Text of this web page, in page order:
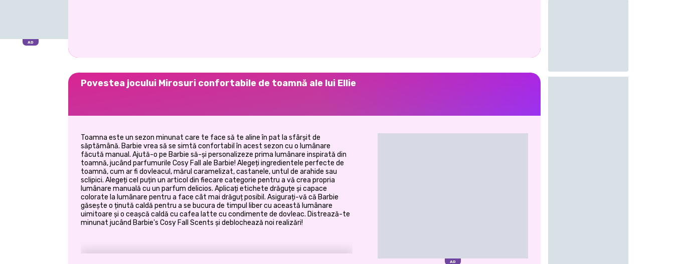
Povestea jocului Mirosuri confortabile de toamnă ale lui Ellie
Toamna este un sezon minunat care te face să te aline în pat la sfârșit de
săptămână. Barbie vrea să se simtă confortabil în acest sezon cu o lumânare
făcută manual. Ajută-o pe Barbie să-și personalizeze prima lumânare inspirată din
toamnă, jucând parfumurile Cosy Fall ale Barbie! Alegeți ingredientele perfecte de
toamnă, cum ar fi dovleacul, mărul caramelizat, castanele, untul de arahide sau
sclipici. Alegeți cel puțin un articol din fiecare categorie pentru a vă crea propria
lumânare manuală cu un parfum delicios. Aplicați etichete drăguțe și capace
colorate la lumânare pentru a face cât mai drăguț posibil. Asigurați-vă că Barbie
găsește o ținută caldă pentru a se bucura de timpul liber cu această lumânare
uimitoare și o ceașcă caldă cu cafea latte cu condimente de dovleac. Distrează-te
minunat jucând Barbie's Cosy Fall Scents și deblochează noi realizări!